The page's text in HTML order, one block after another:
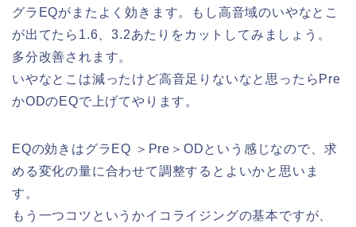
グラEQがまたよく効きます。もし高音域のいやなとこ
が出てたら1.6、3.2あたりをカットしてみましょう。
多分改善されます。
いやなとこは減ったけど高音足りないなと思ったらPre
かODのEQで上げてやります。
EQの効きはグラEQ ＞Pre＞ODという感じなので、求
める変化の量に合わせて調整するとよいかと思いま
す。
もう一つコツというかイコライジングの基本ですが、